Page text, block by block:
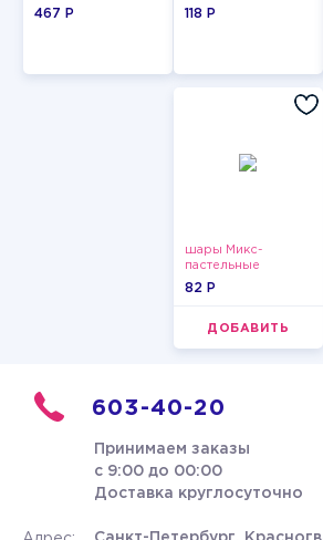
12 шт.
467 P 118 P
шары Микс-
пастельные
82 P
ДОБАВИТЬ
603-40-20
Принимаем заказы
с 9:00 до 00:00
Доставка круглосуточно